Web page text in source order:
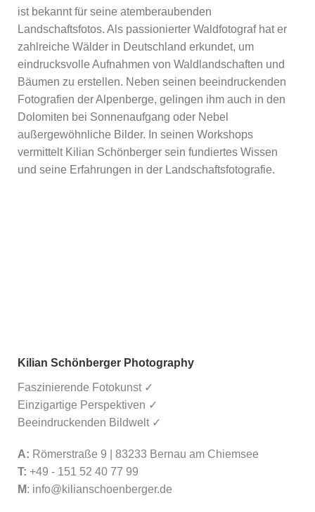
ist bekannt für seine atemberaubenden
Landschaftsfotos. Als passionierter Waldfotograf hat er
zahlreiche Wälder in Deutschland erkundet, um
eindrucksvolle Aufnahmen von Waldlandschaften und
Bäumen zu erstellen. Neben seinen beeindruckenden
Fotografien der Alpenberge, gelingen ihm auch in den
Dolomiten bei Sonnenaufgang oder Nebel
außergewöhnliche Bilder. In seinen Workshops
vermittelt Kilian Schönberger sein fundiertes Wissen
und seine Erfahrungen in der Landschaftsfotografie.
Kilian Schönberger Photography
Faszinierende Fotokunst ✓
Einzigartige Perspektiven ✓
Beeindruckenden Bildwelt ✓
A: Römerstraße 9 | 83233 Bernau am Chiemsee
T: +49 - 151 52 40 77 99
M: info@kilianschoenberger.de